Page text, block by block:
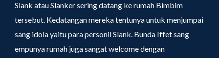
Slank atau Slanker sering datang ke rumah Bimbim
tersebut. Kedatangan mereka tentunya untuk menjumpai
sang idola yaitu para personil Slank. Bunda Iffet sang
empunya rumah juga sangat welcome dengan